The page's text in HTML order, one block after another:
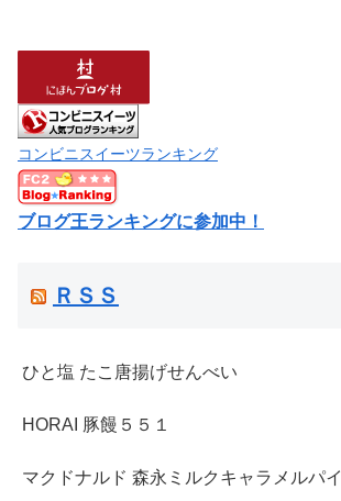
コンビニスイーツランキング
ブログ王ランキングに参加中！
ＲＳＳ
ひと塩 たこ唐揚げせんべい
HORAI 豚饅５５１
マクドナルド 森永ミルクキャラメルパイ